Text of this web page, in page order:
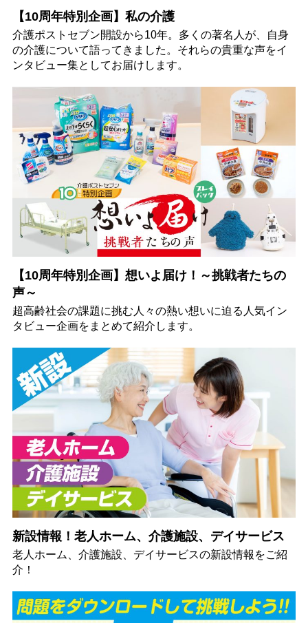
【10周年特別企画】私の介護
介護ポストセブン開設から10年。多くの著名人が、自身
の介護について語ってきました。それらの貴重な声をイ
ンタビュー集としてお届けします。
【10周年特別企画】想いよ届け！～挑戦者たちの
声～
超高齢社会の課題に挑む人々の熱い想いに迫る人気イン
タビュー企画をまとめて紹介します。
新設情報！老人ホーム、介護施設、デイサービス
老人ホーム、介護施設、デイサービスの新設情報をご紹
介！